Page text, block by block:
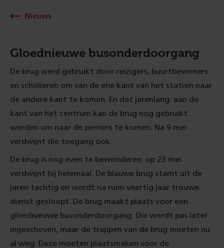
Nieuws
Gloednieuwe busonderdoorgang
De brug werd gebruikt door reizigers, buurtbewoners
en scholieren om van de ene kant van het station naar
de andere kant te komen. En dat jarenlang: aan de
kant van het centrum kan de brug nog gebruikt
worden om naar de perrons te komen. Na 9 mei
verdwijnt die toegang ook.
De brug is nog even te bewonderen: op 23 mei
verdwijnt hij helemaal. De blauwe brug stamt uit de
jaren tachtig en wordt na ruim veertig jaar trouwe
dienst gesloopt. De brug maakt plaats voor een
gloednieuwe busonderdoorgang. Die wordt pas later
ingeschoven, maar de trappen van de brug moeten nu
al weg. Deze moeten plaatsmaken voor de